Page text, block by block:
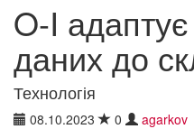
O-I
даних до
Технологія
08.10.2023 0 agarkov